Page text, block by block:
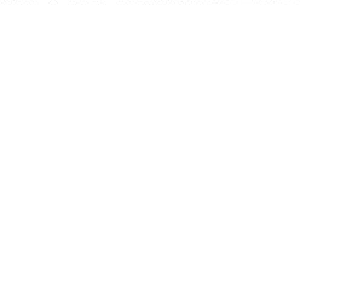
需要注意的几个关键点。 以下是